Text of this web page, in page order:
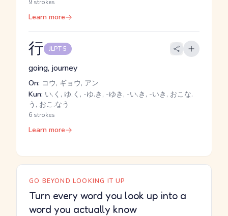
9 strokes
Learn more
行 JLPT 5
going, journey
On: コウ, ギョウ, アン
Kun: い.く, ゆ.く, -ゆ.き, -ゆき, -い.き, -いき, おこな.
う, おこ.なう
6 strokes
Learn more
GO BEYOND LOOKING IT UP
Turn every word you look up into a
word you actually know